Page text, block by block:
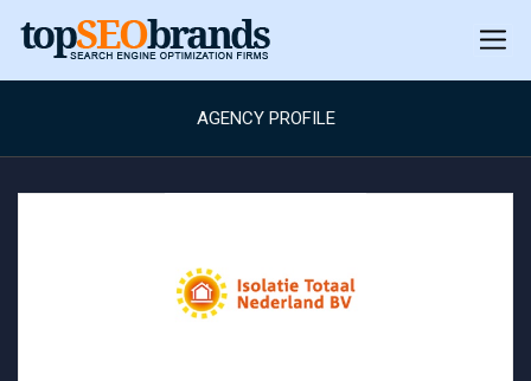
AGENCY PROFILE